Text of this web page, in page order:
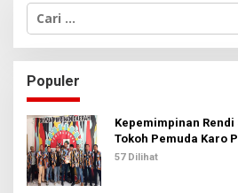
C
i
u
n
t
u
k
:
Populer
Kepemimpinan
Tokoh Pemuda Karo
Medan
57 Dilihat